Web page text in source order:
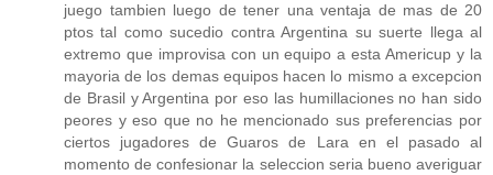
juego tambien luego de tener una ventaja de mas de 20
ptos tal como sucedio contra Argentina su suerte llega al
extremo que improvisa con un equipo a esta Americup y la
mayoria de los demas equipos hacen lo mismo a excepcion
de Brasil y Argentina por eso las humillaciones no han sido
peores y eso que no he mencionado sus preferencias por
ciertos jugadores de Guaros de Lara en el pasado al
momento de confesionar la seleccion seria bueno averiguar